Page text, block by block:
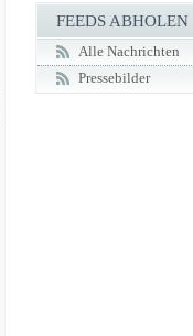
FEEDS ABHOLEN
Alle Nachrichten
Pressebilder